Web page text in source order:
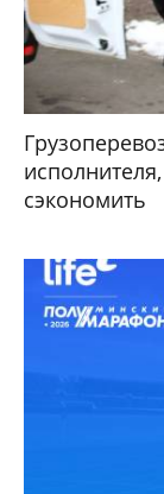
сэкономить